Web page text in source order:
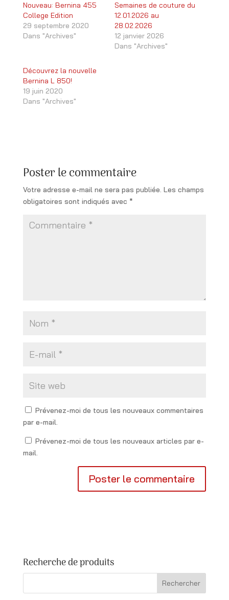
Nouveau: Bernina 455
College Edition
29 septembre 2020
Dans "Archives"
Semaines de couture du
12.01.2026 au
28.02.2026
12 janvier 2026
Dans "Archives"
Découvrez la nouvelle
Bernina L 850!
19 juin 2020
Dans "Archives"
Poster le commentaire
Votre adresse e-mail ne sera pas publiée. Les champs
obligatoires sont indiqués avec *
Prévenez-moi de tous les nouveaux commentaires
par e-mail.
Prévenez-moi de tous les nouveaux articles par e-
mail.
Recherche de produits